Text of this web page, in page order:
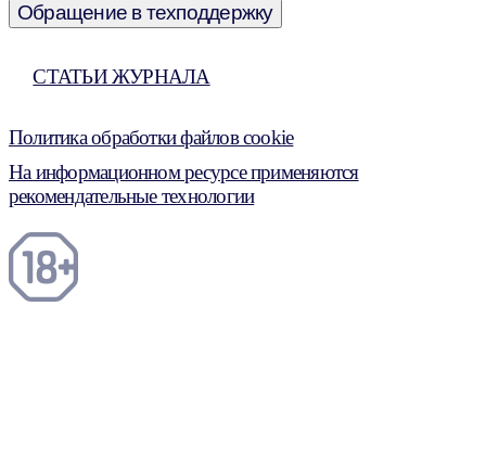
Обращение в техподдержку
СТАТЬИ ЖУРНАЛА
Политика обработки файлов cookie
На информационном ресурсе применяются
рекомендательные технологии